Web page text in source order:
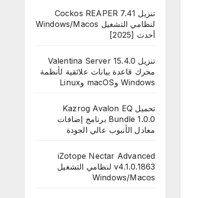
تنزيل Cockos REAPER 7.41
لنظامي التشغيل Windows/Macos
أحدث [2025]
تنزيل Valentina Server 15.4.0
محرك قاعدة بيانات علائقية لأنظمة
Windows وmacOS وLinux
تحميل Kazrog Avalon EQ
Bundle 1.0.0 برنامج إضافات
معادل الأنبوب عالي الجودة
iZotope Nectar Advanced
v4.1.0.1863 لنظامي التشغيل
Windows/Macos